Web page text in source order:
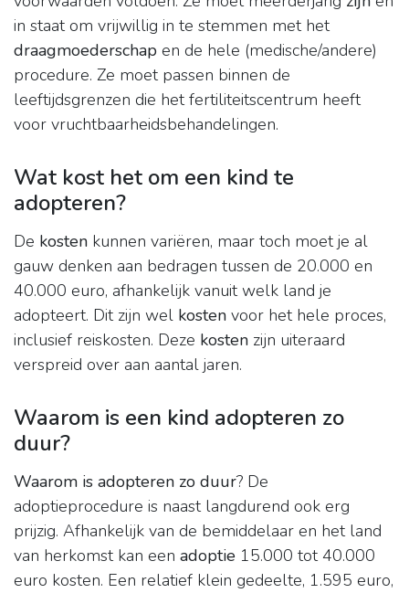
in staat om vrijwillig in te stemmen met het
draagmoederschap en de hele (medische/andere)
procedure. Ze moet passen binnen de
leeftijdsgrenzen die het fertiliteitscentrum heeft
voor vruchtbaarheidsbehandelingen.
Wat kost het om een kind te
adopteren?
De kosten kunnen variëren, maar toch moet je al
gauw denken aan bedragen tussen de 20.000 en
40.000 euro, afhankelijk vanuit welk land je
adopteert. Dit zijn wel kosten voor het hele proces,
inclusief reiskosten. Deze kosten zijn uiteraard
verspreid over aan aantal jaren.
Waarom is een kind adopteren zo
duur?
Waarom is adopteren zo duur? De
adoptieprocedure is naast langdurend ook erg
prijzig. Afhankelijk van de bemiddelaar en het land
van herkomst kan een adoptie 15.000 tot 40.000
euro kosten. Een relatief klein gedeelte, 1.595 euro,